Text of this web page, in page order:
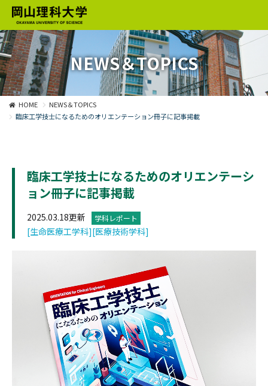
NEWS＆TOPICS
HOME
NEWS＆TOPICS
臨床工学技士になるためのオリエンテーション冊子に記事掲載
臨床工学技士になるためのオリエンテーシ
ョン冊子に記事掲載
2025.03.18更新 学科レポート
[生命医療工学科][医療技術学科]